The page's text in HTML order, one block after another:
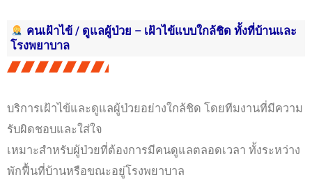
คนเฝ้าไข้ / ดูแลผู้ป่วย – เฝ้าไข้แบบใกล้ชิด ทั้งที่บ้านและ
โรงพยาบาล
บริการเฝ้าไข้และดูแลผู้ป่วยอย่างใกล้ชิด โดยทีมงานที่มีความ
รับผิดชอบและใส่ใจ
เหมาะสำหรับผู้ป่วยที่ต้องการมีคนดูแลตลอดเวลา ทั้งระหว่าง
พักฟื้นที่บ้านหรือขณะอยู่โรงพยาบาล